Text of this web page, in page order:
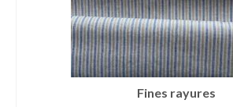
Fines rayures